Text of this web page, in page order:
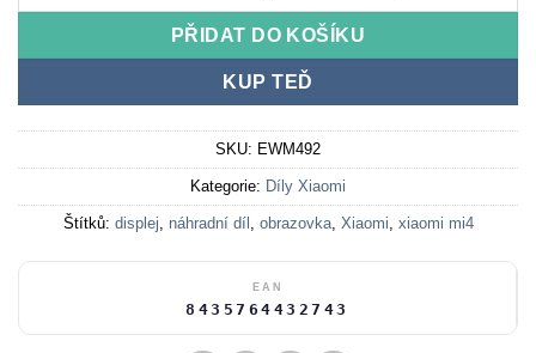
PŘIDAT DO KOŠÍKU
KUP TEĎ
SKU: EWM492
Kategorie: Díly Xiaomi
Štítků: displej, náhradní díl , obrazovka, Xiaomi, xiaomi mi4
EAN
8435764432743